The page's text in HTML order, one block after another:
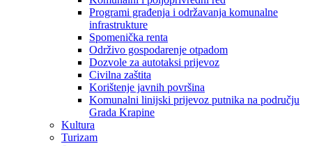
Programi građenja i održavanja komunalne
infrastrukture
Spomenička renta
Održivo gospodarenje otpadom
Dozvole za autotaksi prijevoz
Civilna zaštita
Korištenje javnih površina
Komunalni linijski prijevoz putnika na području
Grada Krapine
Kultura
Turizam